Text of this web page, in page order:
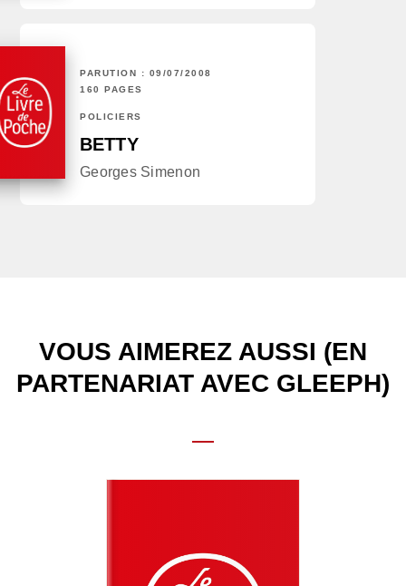
PARUTION : 09/07/2008
160 PAGES
POLICIERS
BETTY
Georges Simenon
VOUS AIMEREZ AUSSI (EN
PARTENARIAT AVEC GLEEPH)